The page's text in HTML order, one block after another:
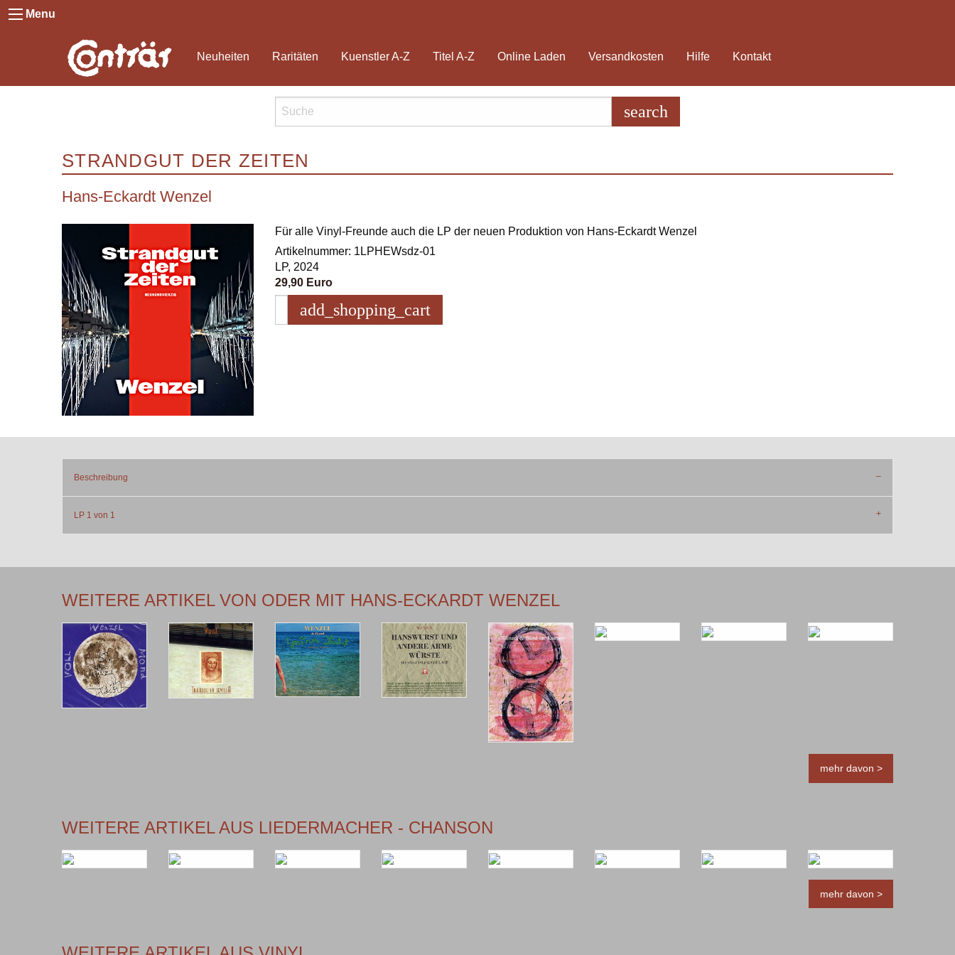
Menu
Neuheiten Raritäten Kuenstler A-Z Titel A-Z Online Laden Versandkosten Hilfe Kontakt
search
STRANDGUT DER ZEITEN
Hans-Eckardt Wenzel
Für alle Vinyl-Freunde auch die LP der neuen Produktion von Hans-Eckardt Wenzel
Artikelnummer: 1LPHEWsdz-01
LP, 2024
29,90 Euro
add_shopping_cart
Beschreibung
LP 1 von 1
WEITERE ARTIKEL VON ODER MIT HANS-ECKARDT WENZEL
mehr davon >
WEITERE ARTIKEL AUS LIEDERMACHER - CHANSON
mehr davon >